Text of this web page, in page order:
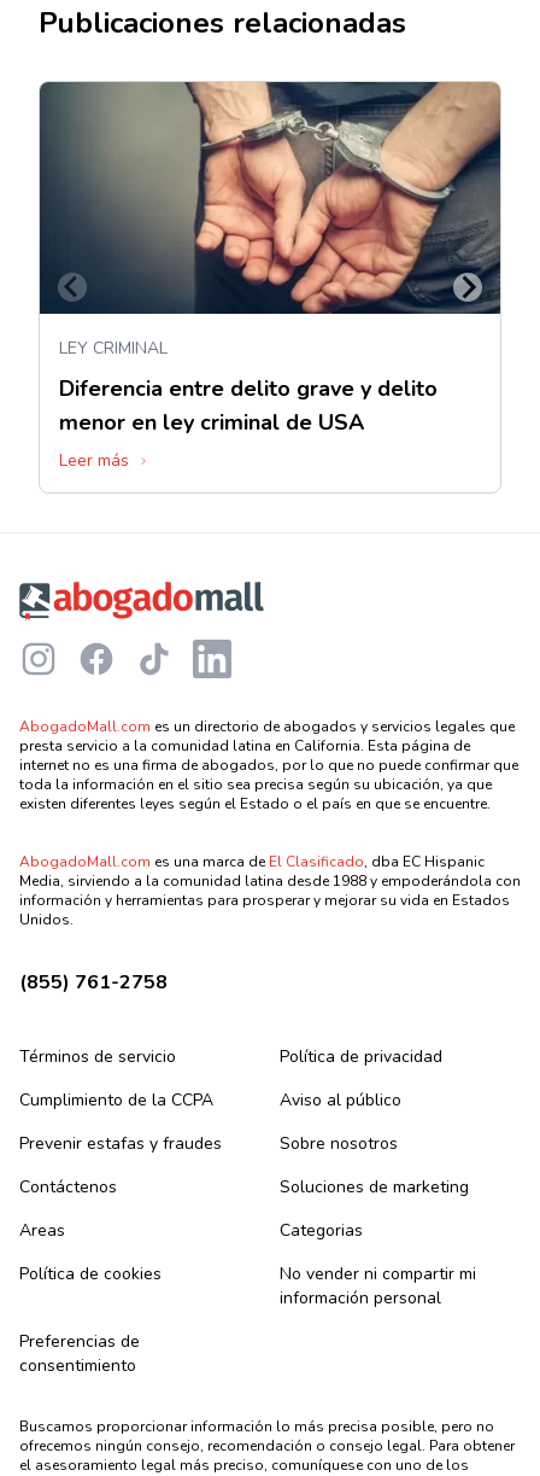
Publicaciones relacionadas
LEY CRIMINAL
Diferencia entre delito grave y delito
menor en ley criminal de USA
Leer más
InstagramFacebookTikTok LinkedIn
AbogadoMall.com es un directorio de abogados y servicios legales que
presta servicio a la comunidad latina en California. Esta página de
internet no es una firma de abogados, por lo que no puede confirmar que
toda la información en el sitio sea precisa según su ubicación, ya que
existen diferentes leyes según el Estado o el país en que se encuentre.
AbogadoMall.com es una marca deEl Clasificado, dba EC Hispanic
Media, sirviendo a la comunidad latina desde 1988 y empoderándola con
información y herramientas para prosperar y mejorar su vida en Estados
Unidos.
(855) 761-2758
Términos de servicio
Política de privacidad
Cumplimiento de la CCPA
Aviso al público
Prevenir estafas y fraudes
Sobre nosotros
Contáctenos
Soluciones de marketing
Areas
Categorias
Política de cookies
No vender ni compartir mi
información personal
Preferencias de
consentimiento
Buscamos proporcionar información lo más precisa posible, pero no
ofrecemos ningún consejo, recomendación o consejo legal. Para obtener
el asesoramiento legal más preciso, comuníquese con uno de los